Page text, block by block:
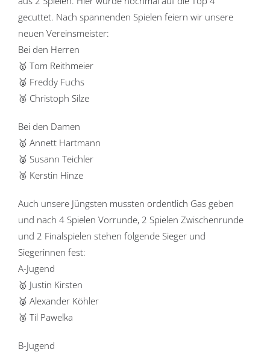
gecuttet. Nach spannenden Spielen feiern wir unsere
neuen Vereinsmeister:
Bei den Herren
🥇 Tom Reithmeier
🥈 Freddy Fuchs
🥉 Christoph Silze
Bei den Damen
🥇 Annett Hartmann
🥈 Susann Teichler
🥉 Kerstin Hinze
Auch unsere Jüngsten mussten ordentlich Gas geben
und nach 4 Spielen Vorrunde, 2 Spielen Zwischenrunde
und 2 Finalspielen stehen folgende Sieger und
Siegerinnen fest:
A-Jugend
🥇 Justin Kirsten
🥈 Alexander Köhler
🥉 Til Pawelka
B-Jugend